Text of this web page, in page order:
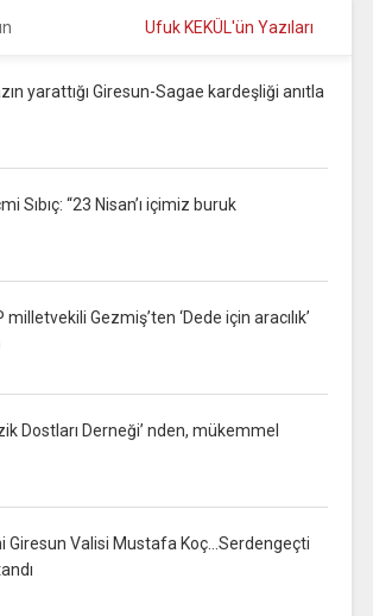
Ufuk KEKÜL'ün Yazıları
yarattığı Giresun-Sagae kardeşliği anıtla
Sıbıç: “23 Nisan’ı içimiz buruk
milletvekili Gezmiş’ten ‘Dede için aracılık’
Dostları Derneği’ nden, mükemmel
Giresun Valisi Mustafa Koç…Serdengeçti